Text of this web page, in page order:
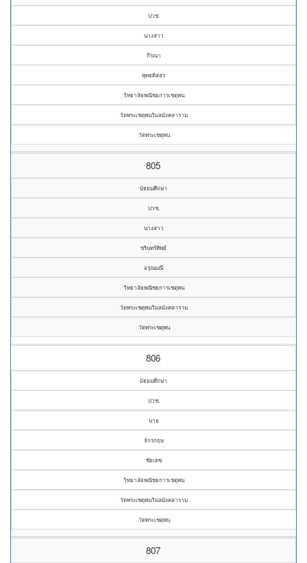
ปวช.
นางสาว
กีรณา
พุทธดิสสร
วิทยาลัยพณิชยการเชตุพน
วัดพระเชตุพนวิมลมังคลาราม
วัดพระเชตุพน
805
มัธยมศึกษา
ปวช.
นางสาว
ขรินทร์ทิพย์
อรุณมณี
วิทยาลัยพณิชยการเชตุพน
วัดพระเชตุพนวิมลมังคลาราม
วัดพระเชตุพน
806
มัธยมศึกษา
ปวช.
นาย
จักรกฤษ
ชัยเดช
วิทยาลัยพณิชยการเชตุพน
วัดพระเชตุพนวิมลมังคลาราม
วัดพระเชตุพน
807